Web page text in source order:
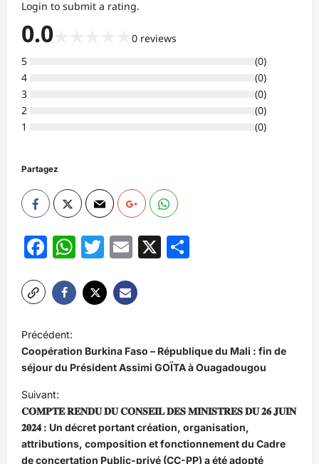
Login to submit a rating.
0.0 0 reviews
5
(0)
4
(0)
3
(0)
2
(0)
1
(0)
Partagez
Facebook
WhatsApp
Twitter
Email
X
N
a
v
i
g
a
t
Précédent:
Coopération Burkina Faso – République du Mali : fin de
séjour du Président Assimi GOÏTA à Ouagadougou
Suivant:
𝐂𝐎𝐌𝐏𝐓𝐄 𝐑𝐄𝐍𝐃𝐔 𝐃𝐔 𝐂𝐎𝐍𝐒𝐄𝐈𝐋 𝐃𝐄𝐒 𝐌𝐈𝐍𝐈𝐒𝐓𝐑𝐄𝐒 𝐃𝐔 𝟐𝟔 𝐉𝐔𝐈𝐍
𝟐𝟎𝟐𝟒 : Un décret portant création, organisation,
attributions, composition et fonctionnement du Cadre
de concertation Public-privé (CC-PP) a été adopté